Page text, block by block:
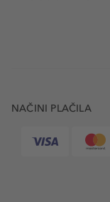
NAČINI PLAČILA